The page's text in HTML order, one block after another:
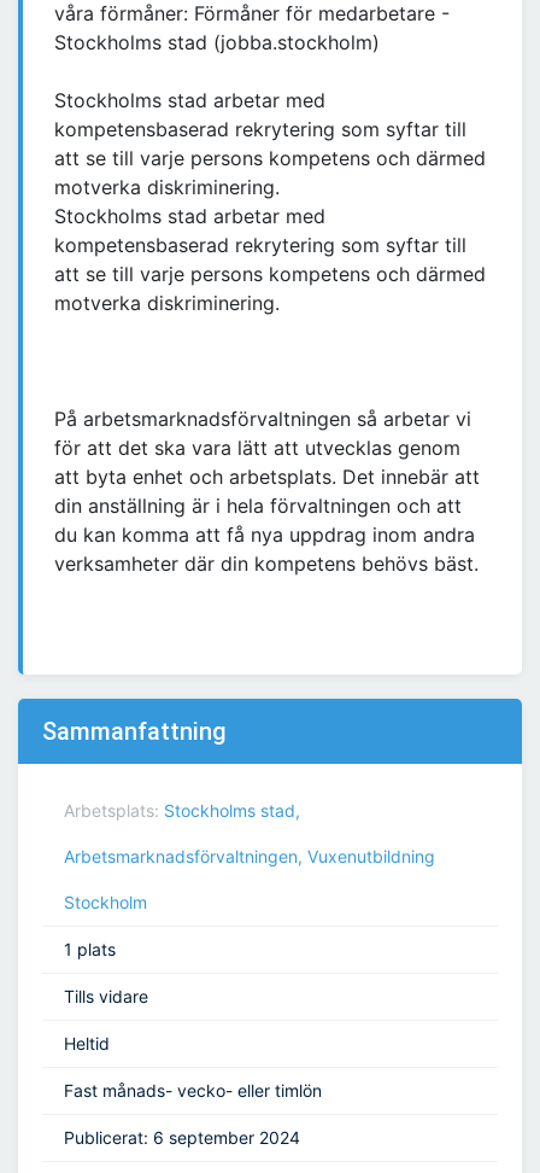
våra förmåner: Förmåner för medarbetare -
Stockholms stad (jobba.stockholm)
Stockholms stad arbetar med
kompetensbaserad rekrytering som syftar till
att se till varje persons kompetens och därmed
motverka diskriminering.
Stockholms stad arbetar med
kompetensbaserad rekrytering som syftar till
att se till varje persons kompetens och därmed
motverka diskriminering.
På arbetsmarknadsförvaltningen så arbetar vi
för att det ska vara lätt att utvecklas genom
att byta enhet och arbetsplats. Det innebär att
din anställning är i hela förvaltningen och att
du kan komma att få nya uppdrag inom andra
verksamheter där din kompetens behövs bäst.
Sammanfattning
Arbetsplats: Stockholms stad,
Arbetsmarknadsförvaltningen, Vuxenutbildning
Stockholm
1 plats
Tills vidare
Heltid
Fast månads- vecko- eller timlön
Publicerat: 6 september 2024